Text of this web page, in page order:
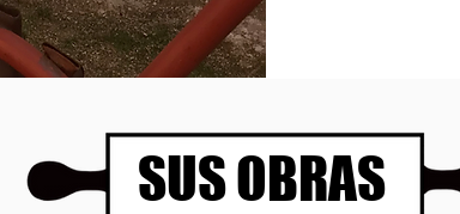
SUS OBRAS